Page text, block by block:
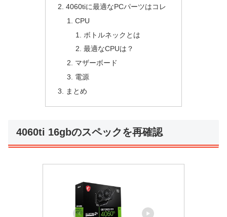
4060tiに最適なPCパーツはコレ
CPU
ボトルネックとは
最適なCPUは？
マザーボード
電源
まとめ
4060ti 16gbのスペックを再確認